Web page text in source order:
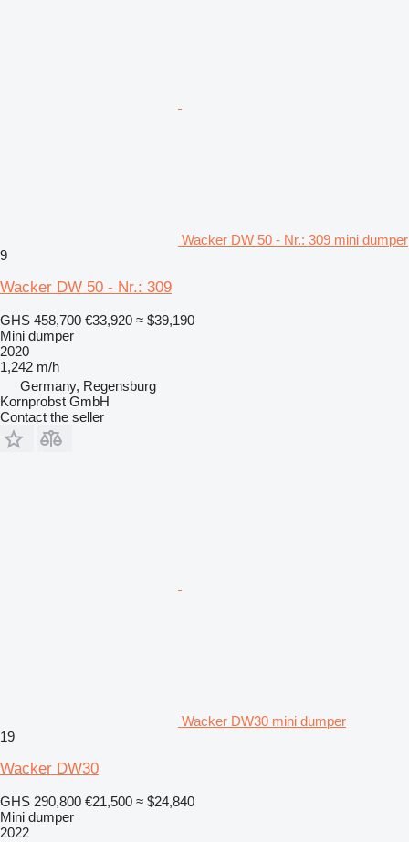
Wacker DW 50 - Nr.: 309 mini dumper
9
Wacker DW 50 - Nr.: 309
GHS 458,700 €33,920 ≈ $39,190
Mini dumper
2020
1,242 m/h
Germany, Regensburg
Kornprobst GmbH
Contact the seller
Wacker DW30 mini dumper
19
Wacker DW30
GHS 290,800 €21,500 ≈ $24,840
Mini dumper
2022